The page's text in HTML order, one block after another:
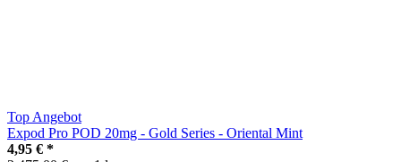
Top Angebot
Expod Pro POD 20mg - Gold Series - Oriental Mint
4,95 € *